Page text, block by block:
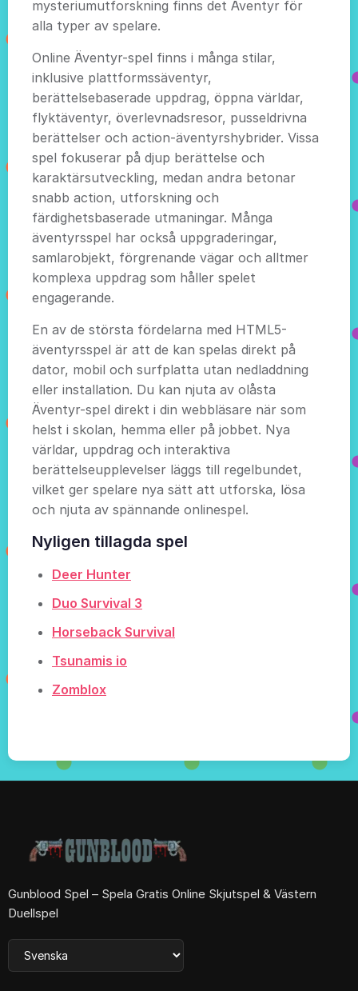
mysteriumutforskning finns det Äventyr för
alla typer av spelare.
Online Äventyr-spel finns i många stilar,
inklusive plattformssäventyr,
berättelsebaserade uppdrag, öppna världar,
flyktäventyr, överlevnadsresor, pusseldrivna
berättelser och action-äventyrshybrider. Vissa
spel fokuserar på djup berättelse och
karaktärsutveckling, medan andra betonar
snabb action, utforskning och
färdighetsbaserade utmaningar. Många
äventyrsspel har också uppgraderingar,
samlarobjekt, förgrenande vägar och alltmer
komplexa uppdrag som håller spelet
engagerande.
En av de största fördelarna med HTML5-
äventyrsspel är att de kan spelas direkt på
dator, mobil och surfplatta utan nedladdning
eller installation. Du kan njuta av olåsta
Äventyr-spel direkt i din webbläsare när som
helst i skolan, hemma eller på jobbet. Nya
världar, uppdrag och interaktiva
berättelseupplevelser läggs till regelbundet,
vilket ger spelare nya sätt att utforska, lösa
och njuta av spännande onlinespel.
Nyligen tillagda spel
Deer Hunter
Duo Survival 3
Horseback Survival
Tsunamis io
Zomblox
Gunblood Spel – Spela Gratis Online Skjutspel & Västern
Duellspel